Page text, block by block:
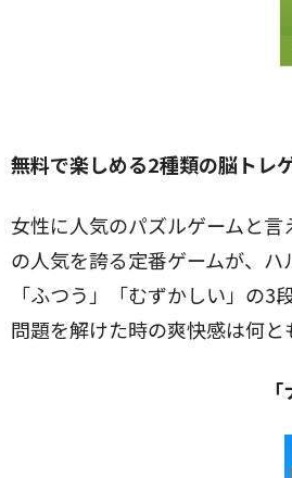
無料で楽しめる2種類の脳トレ
女性に人気のパズルゲームと
の人気を誇る定番ゲームが、ハ
「ふつう」「むずかしい」の
問題を解けた時の爽快感は何と